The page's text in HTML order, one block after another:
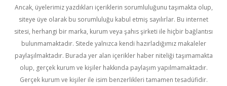
Ancak, üyelerimiz yazdıkları içeriklerin sorumluluğunu taşımakta olup,
siteye üye olarak bu sorumluluğu kabul etmiş sayılırlar. Bu internet
sitesi, herhangi bir marka, kurum veya şahıs şirketi ile hiçbir bağlantısı
bulunmamaktadır. Sitede yalnızca kendi hazırladığımız makaleler
paylaşılmaktadır. Burada yer alan içerikler haber niteliği taşımamakta
olup, gerçek kurum ve kişiler hakkında paylaşım yapılmamaktadır.
Gerçek kurum ve kişiler ile isim benzerlikleri tamamen tesadüfidir.